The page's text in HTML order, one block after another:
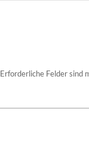
Erforderliche Felder sind